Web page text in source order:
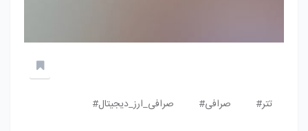
تتر# صرافی# صرافی_ارز_دیجیتال#